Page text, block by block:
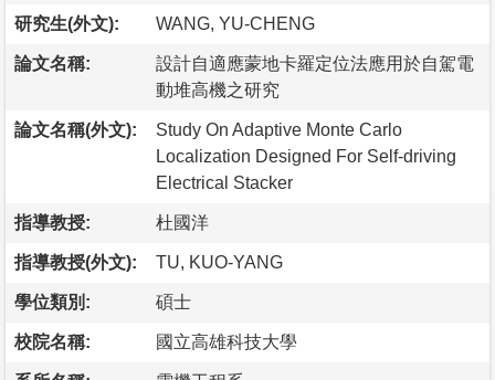
研究生(外文): WANG, YU-CHENG
論文名稱:
設計自適應蒙地卡羅定位法應用於自駕電
動堆高機之研究
論文名稱(外文):
Study On Adaptive Monte Carlo
Localization Designed For Self-driving
Electrical Stacker
指導教授: 杜國洋
指導教授(外文): TU, KUO-YANG
學位類別: 碩士
校院名稱: 國立高雄科技大學